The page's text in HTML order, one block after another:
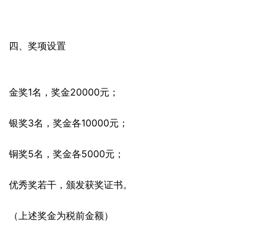
四、奖项设置
金奖1名，奖金20000元；
银奖3名，奖金各10000元；
铜奖5名，奖金各5000元；
优秀奖若干，颁发获奖证书。
（上述奖金为税前金额）